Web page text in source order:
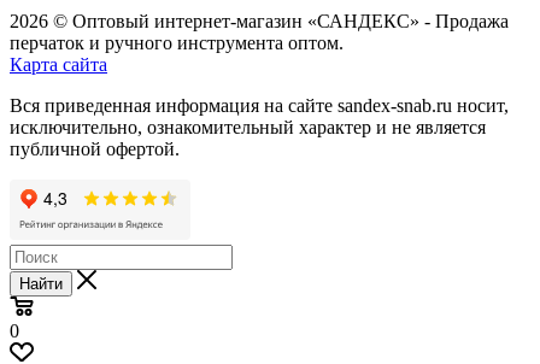
2026 © Оптовый интернет-магазин «САНДЕКС» - Продажа
перчаток и ручного инструмента оптом.
Карта сайта
Вся приведенная информация на сайте sandex-snab.ru носит,
исключительно, ознакомительный характер и не является
публичной офертой.
Найти
0